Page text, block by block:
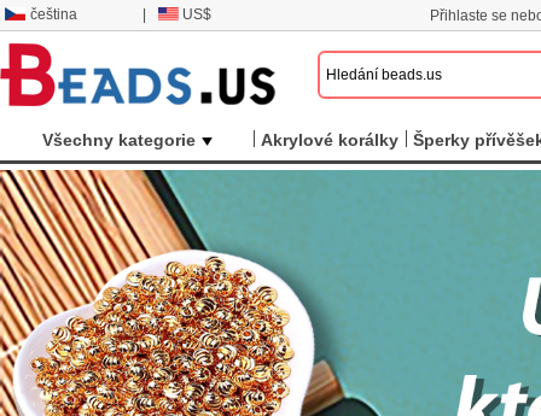
čeština US$ Přihlaste se
Všechny kategorie Akrylové korálky Šperky